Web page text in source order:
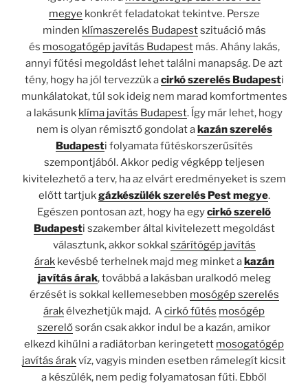
megye konkrét feladatokat tekintve. Persze
minden klímaszerelés Budapestszituáció más
és mosogatógép javítás Budapestmás. Ahány lakás,
annyi fűtési megoldást lehet találni manapság. De azt
tény, hogy ha jól tervezzük acirkó szerelés Budapesti
munkálatokat, túl sok ideig nem marad komfortmentes
a lakásunk klíma javítás Budapest. Így már lehet, hogy
nem is olyan rémisztő gondolat akazán szerelés
Budapesti folyamata fűtéskorszerűsítés
szempontjából. Akkor pedig végképp teljesen
kivitelezhető a terv, ha az elvárt eredményeket is szem
előtt tartjukgázkészülék szerelés Pest megye.
Egészen pontosan azt, hogy ha egycirkó szerelő
Budapesti szakember által kivitelezett megoldást
választunk, akkor sokkal szárítógép javítás
árakkevésbé terhelnek majd meg minket akazán
javítás árak, továbbá a lakásban uralkodó meleg
érzését is sokkal kellemesebben mosógép szerelés
árakélvezhetjük majd. Acirkó fűtés mosógép
szerelősorán csak akkor indul be a kazán, amikor
elkezd kihűlni a radiátorban keringetett mosogatógép
javítás árakvíz, vagyis minden esetben rámelegít kicsit
a készülék, nem pedig folyamatosan fűti. Ebből